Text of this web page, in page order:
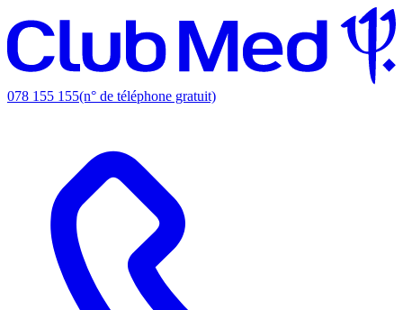
078 155 155(n° de téléphone gratuit)